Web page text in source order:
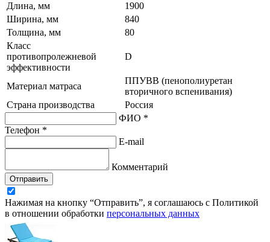
Длина, мм
1900
Ширина, мм
840
Толщина, мм
80
Класс
противопролежневой
эффективности
D
Материал матраса
ППУВВ (пенополиуретан
вторичного вспенивания)
Страна производства
Россия
ФИО *
Телефон *
E-mail
Комментарий
Отправить
Нажимая на кнопку “Отправить”, я соглашаюсь с Политикой
в отношении обработки персональных данных